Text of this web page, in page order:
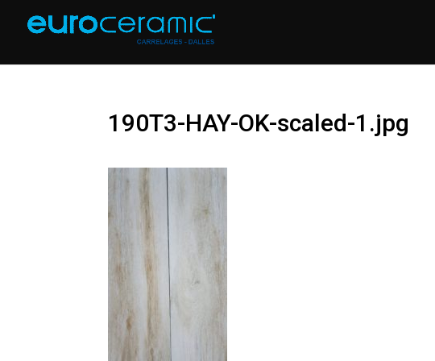
190T3-HAY-OK-scaled-1.jpg